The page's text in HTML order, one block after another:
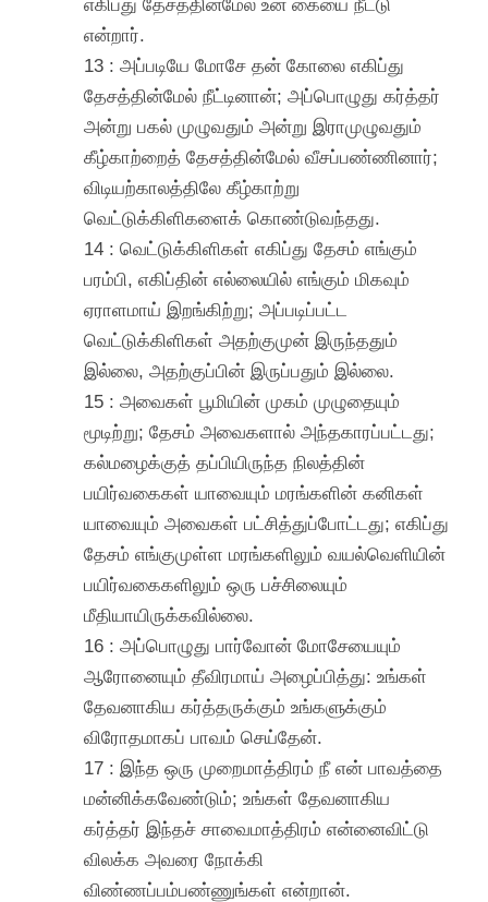
என்றார்.
13 : அப்படியே மோசே தன் கோலை எகிப்து
தேசத்தின்மேல் நீட்டினான்; அப்பொழுது கர்த்தர்
அன்று பகல் முழுவதும் அன்று இராமுழுவதும்
கீழ்காற்றைத் தேசத்தின்மேல் வீசப்பண்ணினார்;
விடியற்காலத்திலே கீழ்காற்று
வெட்டுக்கிளிகளைக் கொண்டுவந்தது.
14 : வெட்டுக்கிளிகள் எகிப்து தேசம் எங்கும்
பரம்பி, எகிப்தின் எல்லையில் எங்கும் மிகவும்
ஏராளமாய் இறங்கிற்று; அப்படிப்பட்ட
வெட்டுக்கிளிகள் அதற்குமுன் இருந்ததும்
இல்லை, அதற்குப்பின் இருப்பதும் இல்லை.
15 : அவைகள் பூமியின் முகம் முழுதையும்
மூடிற்று; தேசம் அவைகளால் அந்தகாரப்பட்டது;
கல்மழைக்குத் தப்பியிருந்த நிலத்தின்
பயிர்வகைகள் யாவையும் மரங்களின் கனிகள்
யாவையும் அவைகள் பட்சித்துப்போட்டது; எகிப்து
தேசம் எங்குமுள்ள மரங்களிலும் வயல்வெளியின்
பயிர்வகைகளிலும் ஒரு பச்சிலையும்
மீதியாயிருக்கவில்லை.
16 : அப்பொழுது பார்வோன் மோசேயையும்
ஆரோனையும் தீவிரமாய் அழைப்பித்து: உங்கள்
தேவனாகிய கர்த்தருக்கும் உங்களுக்கும்
விரோதமாகப் பாவம் செய்தேன்.
17 : இந்த ஒரு முறைமாத்திரம் நீ என் பாவத்தை
மன்னிக்கவேண்டும்; உங்கள் தேவனாகிய
கர்த்தர் இந்தச் சாவைமாத்திரம் என்னைவிட்டு
விலக்க அவரை நோக்கி
விண்ணப்பம்பண்ணுங்கள் என்றான்.